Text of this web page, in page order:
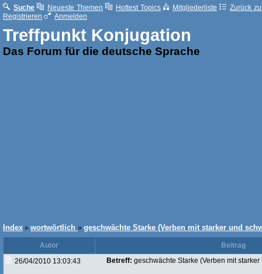
Suche Neueste Themen Hottest Topics Mitgliederliste
Zurück
Registrieren
Anmelden
Treffpunkt Konjugation
Das Forum für die deutsche Sprache
Index » wortwörtlich » geschwächte Starke (Verben mit starker und
Autor
Beitrag
26/04/2010 13:03:43
Betreff: geschwächte Starke (Verben mit